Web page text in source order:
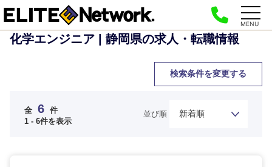
MENU
化学エンジニア | 静岡県の求人・転職情報
検索条件を変更する
全 6 件
1 - 6件を表示
並び順